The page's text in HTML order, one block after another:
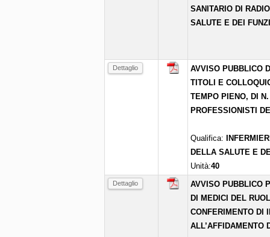
SANITARIO DI
SALUTE E DEI
Dettaglio
AVVISO PUBBLICO
TITOLI E
TEMPO PIENO, DI
PROFESSIONISTI
Qualifica:
DELLA SALUTE E
Unità:40
Dettaglio
AVVISO PUBBLICO
DI MEDICI DEL
CONFERIMENTO DI
ALL’AFFIDAMENTO